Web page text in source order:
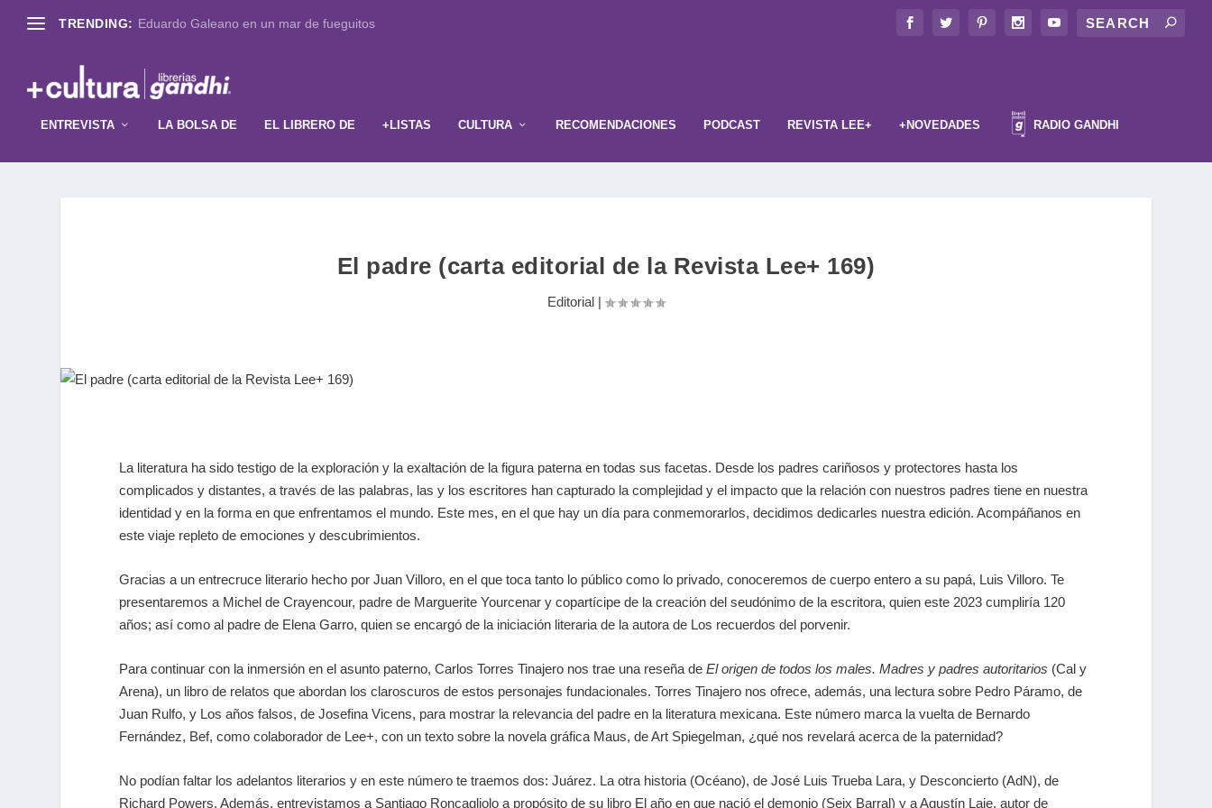
TRENDING: Eduardo Galeano en un mar de fueguitos
ENTREVISTA LA BOLSA DE EL LIBRERO DE +LISTAS CULTURA RECOMENDACIONES PODCAST REVISTA LEE+ +NOVEDADES RADIO GANDHI
El padre (carta editorial de la Revista Lee+ 169)
Editorial |
La literatura ha sido testigo de la exploración y la exaltación de la figura paterna en todas sus facetas. Desde los padres cariñosos y protectores hasta los
complicados y distantes, a través de las palabras, las y los escritores han capturado la complejidad y el impacto que la relación con nuestros padres tiene en nuestra
identidad y en la forma en que enfrentamos el mundo. Este mes, en el que hay un día para conmemorarlos, decidimos dedicarles nuestra edición. Acompáñanos en
este viaje repleto de emociones y descubrimientos.
Gracias a un entrecruce literario hecho por Juan Villoro, en el que toca tanto lo público como lo privado, conoceremos de cuerpo entero a su papá, Luis Villoro. Te
presentaremos a Michel de Crayencour, padre de Marguerite Yourcenar y copartícipe de la creación del seudónimo de la escritora, quien este 2023 cumpliría 120
años; así como al padre de Elena Garro, quien se encargó de la iniciación literaria de la autora de Los recuerdos del porvenir.
Para continuar con la inmersión en el asunto paterno, Carlos Torres Tinajero nos trae una reseña de El origen de todos los males. Madres y padres autoritarios (Cal y
Arena), un libro de relatos que abordan los claroscuros de estos personajes fundacionales. Torres Tinajero nos ofrece, además, una lectura sobre Pedro Páramo, de
Juan Rulfo, y Los años falsos, de Josefina Vicens, para mostrar la relevancia del padre en la literatura mexicana. Este número marca la vuelta de Bernardo
Fernández, Bef, como colaborador de Lee+, con un texto sobre la novela gráfica Maus, de Art Spiegelman, ¿qué nos revelará acerca de la paternidad?
No podían faltar los adelantos literarios y en este número te traemos dos: Juárez. La otra historia (Océano), de José Luis Trueba Lara, y Desconcierto (AdN), de
Richard Powers. Además, entrevistamos a Santiago Roncagliolo a propósito de su libro El año en que nació el demonio (Seix Barral) y a Agustín Laje, autor de